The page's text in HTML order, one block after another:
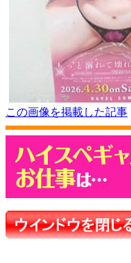
この画像を掲載した記事